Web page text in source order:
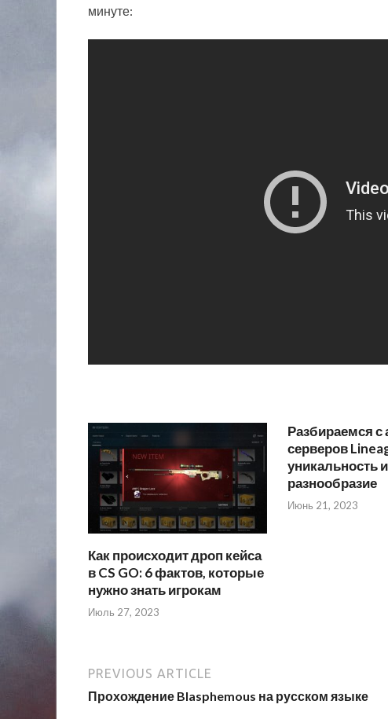
минуте:
Как происходит дроп кейса
в CS GO: 6 фактов, которые
нужно знать игрокам
Июль 27, 2023
Разбираемся с
серверов
уникальность и
разнообразие
Июнь 21, 2023
PREVIOUS ARTICLE
Прохождение Blasphemous на русском языке